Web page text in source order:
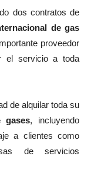
dos contratos de
de gas
proveedor
el servicio a toda
de alquilar toda su
gases, incluyendo
a clientes como
de servicios